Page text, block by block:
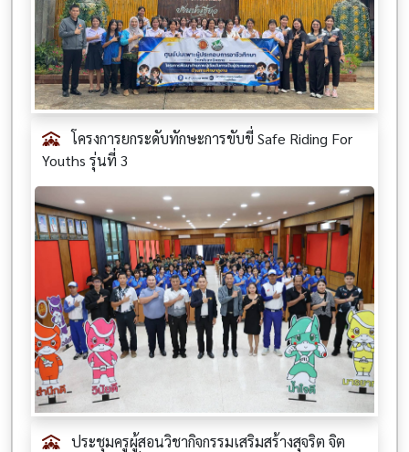
โครงการยกระดับทักษะการขับขี่ Safe Riding For
Youths รุ่นที่ 3
ประชุมครูผู้สอนวิชากิจกรรมเสริมสร้างสุจริต จิต